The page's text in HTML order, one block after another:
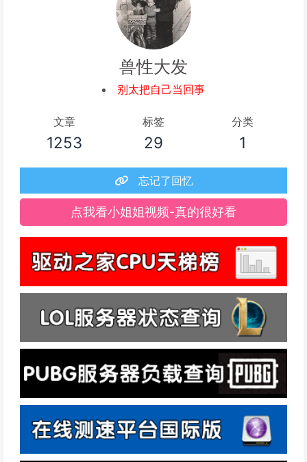
兽性大发
别太把自己当回事
文章
1253
标签
29
分类
1
忘记了回忆
点我看小姐姐视频-真的很好看